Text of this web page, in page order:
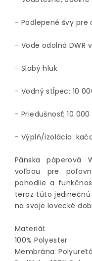
- Podlepené švy
- Vode odolná DWR
- Slabý hluk
- Vodný stĺpec: 10
- Priedušnosť: 10
- Výplň/izolácia:
Pánska páperová
voľbou pre
pohodlie a
teraz túto
na svoje lovecké
Materiál:
100% Polyester
Membrána: